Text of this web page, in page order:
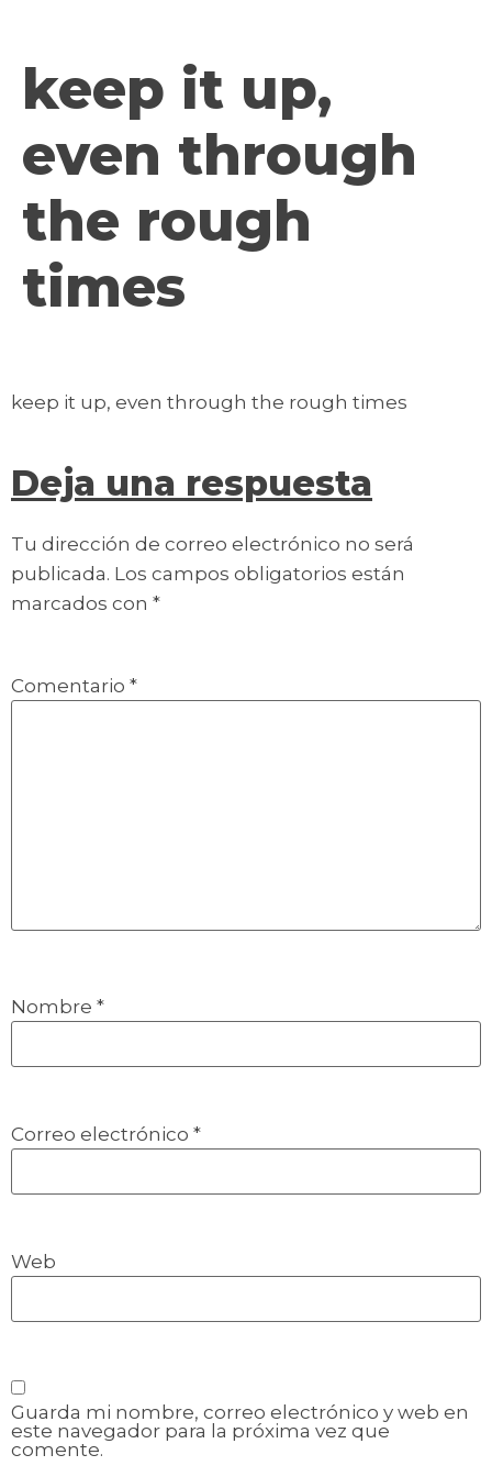
keep it up,
even through
the rough
times
keep it up, even through the rough times
Deja una respuesta
Tu dirección de correo electrónico no será
publicada. Los campos obligatorios están
marcados con *
Comentario *
Nombre *
Correo electrónico *
Web
Guarda mi nombre, correo electrónico y web en
este navegador para la próxima vez que
comente.